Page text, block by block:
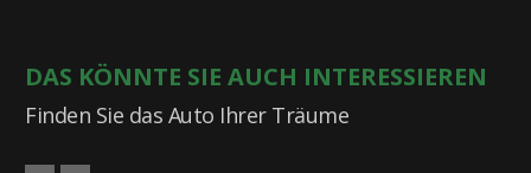
DAS KÖNNTE SIE AUCH INTERESSIEREN
Finden Sie das Auto Ihrer Träume